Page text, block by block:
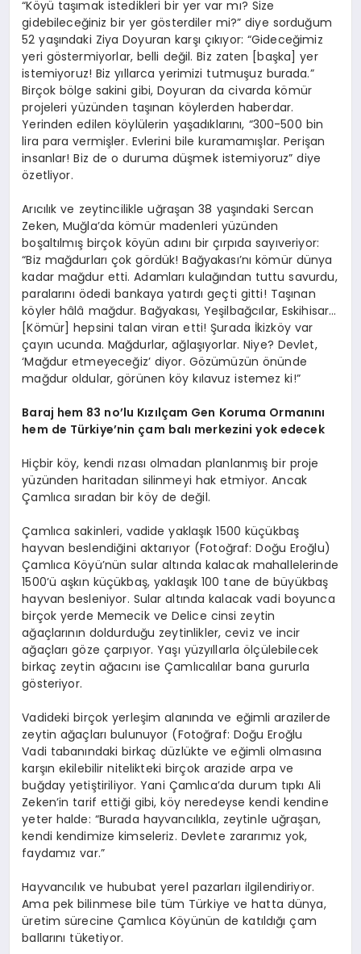
“Köyü taşımak istedikleri bir yer var mı? Size
gidebileceğiniz bir yer gösterdiler mi?” diye sorduğum
52 yaşındaki Ziya Doyuran karşı çıkıyor: “Gideceğimiz
yeri göstermiyorlar, belli değil. Biz zaten [başka] yer
istemiyoruz! Biz yıllarca yerimizi tutmuşuz burada.”
Birçok bölge sakini gibi, Doyuran da civarda kömür
projeleri yüzünden taşınan köylerden haberdar.
Yerinden edilen köylülerin yaşadıklarını, “300-500 bin
lira para vermişler. Evlerini bile kuramamışlar. Perişan
insanlar! Biz de o duruma düşmek istemiyoruz” diye
özetliyor.
Arıcılık ve zeytincilikle uğraşan 38 yaşındaki Sercan
Zeken, Muğla’da kömür madenleri yüzünden
boşaltılmış birçok köyün adını bir çırpıda sayıveriyor:
“Biz mağdurları çok gördük! Bağyakası’nı kömür dünya
kadar mağdur etti. Adamları kulağından tuttu savurdu,
paralarını ödedi bankaya yatırdı geçti gitti! Taşınan
köyler hâlâ mağdur. Bağyakası, Yeşilbağcılar, Eskihisar…
[Kömür] hepsini talan viran etti! Şurada İkizköy var
çayın ucunda. Mağdurlar, ağlaşıyorlar. Niye? Devlet,
‘Mağdur etmeyeceğiz’ diyor. Gözümüzün önünde
mağdur oldular, görünen köy kılavuz istemez ki!”
Baraj hem 83 no’lu Kızılçam Gen Koruma Ormanını
hem de Türkiye’nin çam balı merkezini yok edecek
Hiçbir köy, kendi rızası olmadan planlanmış bir proje
yüzünden haritadan silinmeyi hak etmiyor. Ancak
Çamlıca sıradan bir köy de değil.
Çamlıca sakinleri, vadide yaklaşık 1500 küçükbaş
hayvan beslendiğini aktarıyor (Fotoğraf: Doğu Eroğlu)
Çamlıca Köyü’nün sular altında kalacak mahallelerinde
1500’ü aşkın küçükbaş, yaklaşık 100 tane de büyükbaş
hayvan besleniyor. Sular altında kalacak vadi boyunca
birçok yerde Memecik ve Delice cinsi zeytin
ağaçlarının doldurduğu zeytinlikler, ceviz ve incir
ağaçları göze çarpıyor. Yaşı yüzyıllarla ölçülebilecek
birkaç zeytin ağacını ise Çamlıcalılar bana gururla
gösteriyor.
Vadideki birçok yerleşim alanında ve eğimli arazilerde
zeytin ağaçları bulunuyor (Fotoğraf: Doğu Eroğlu
Vadi tabanındaki birkaç düzlükte ve eğimli olmasına
karşın ekilebilir nitelikteki birçok arazide arpa ve
buğday yetiştiriliyor. Yani Çamlıca’da durum tıpkı Ali
Zeken’in tarif ettiği gibi, köy neredeyse kendi kendine
yeter halde: “Burada hayvancılıkla, zeytinle uğraşan,
kendi kendimize kimseleriz. Devlete zararımız yok,
faydamız var.”
Hayvancılık ve hububat yerel pazarları ilgilendiriyor.
Ama pek bilinmese bile tüm Türkiye ve hatta dünya,
üretim sürecine Çamlıca Köyünün de katıldığı çam
ballarını tüketiyor.